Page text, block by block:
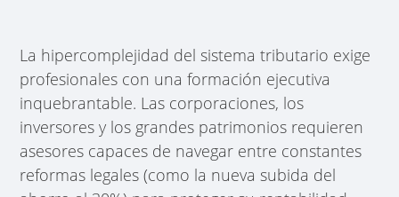
La hipercomplejidad del sistema tributario exige
profesionales con una formación ejecutiva
inquebrantable. Las corporaciones, los
inversores y los grandes patrimonios requieren
asesores capaces de navegar entre constantes
reformas legales (como la nueva subida del